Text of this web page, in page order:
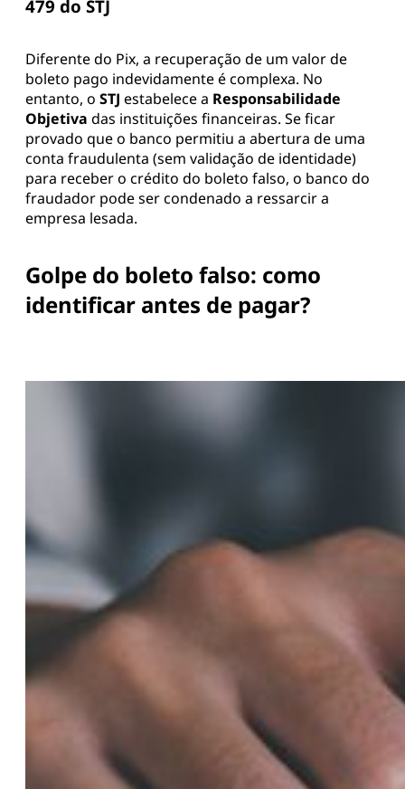
479 do STJ
Diferente do Pix, a recuperação de um valor de
boleto pago indevidamente é complexa. No
entanto, o STJ estabelece a Responsabilidade
Objetiva das instituições financeiras. Se ficar
provado que o banco permitiu a abertura de uma
conta fraudulenta (sem validação de identidade)
para receber o crédito do boleto falso, o banco do
fraudador pode ser condenado a ressarcir a
empresa lesada.
Golpe do boleto falso: como
identificar antes de pagar?